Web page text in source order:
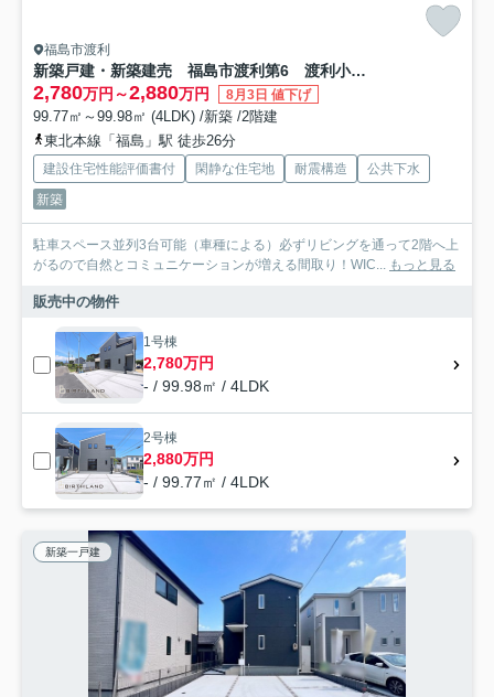
福島市渡利
新築戸建・新築建売 福島市渡利第6 渡利小・渡利中
2,780万円～2,880万円 8月3日 値下げ
99.77㎡～99.98㎡ (4LDK) /新築 /2階建
東北本線「福島」駅 徒歩26分
建設住宅性能評価書付 閑静な住宅地 耐震構造
公共下水
新築
駐車スペース並列3台可能（車種による）必ずリビングを通って2階へ上
がるので自然とコミュニケーションが増える間取り！WIC... もっと見る
販売中の物件
1号棟
2,780万円
- / 99.98㎡ / 4LDK
2号棟
2,880万円
- / 99.77㎡ / 4LDK
新築一戸建